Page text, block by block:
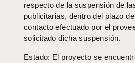
respecto de la suspensión de
publicitarias, dentro del plazo
contacto efectuado por el
solicitado dicha suspensión.
Estado: El proyecto se